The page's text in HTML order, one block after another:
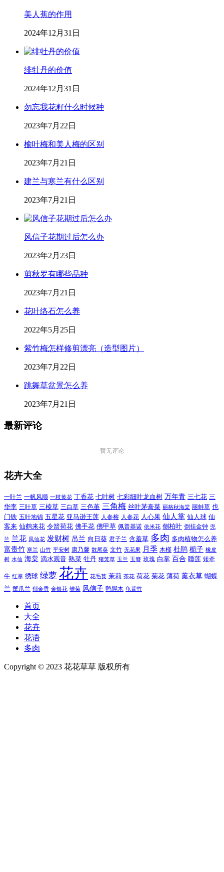
美人蕉的作用
2024年12月31日
绯牡丹的价值
2024年12月31日
勿忘我花籽什么时候种
2023年7月22日
榆叶梅和美人梅的区别
2023年7月21日
建兰与寒兰有什么区别
2023年7月21日
风信子花期过后怎么办
2023年2月23日
剪秋罗有哪些品种
2023年7月21日
花叶络石怎么养
2022年5月25日
紫竹梅怎样修剪漂亮（造型图片）
2023年7月22日
跳舞草盆景怎么养
2023年7月21日
最新评论
暂无评论
花卉大全
一叶兰 一帆风顺 一枝黄花 丁香花 七叶树 七彩细叶龙血树 万年青 三七花 三
华李 三叶草 三棱草 三白草 三色堇 三角梅 丝叶茅膏菜 丽格秋海棠 丽蚌草 也
门铁 五叶地锦 五星花 亚马逊王莲 人参榕 人参花 人心果 仙人掌 仙人球 仙
客来 仙鹤来花 令箭荷花 佛手花 佛甲草 佩普基诺 依米花 侧柏叶 倒挂金钟 兜
兰 兰花 凤仙花 发财树 吊兰 向日葵 君子兰 含羞草 多肉 多肉植物怎么养
富贵竹 寒兰 山竹 平安树 康乃馨 散尾葵 文竹 无花果 月季 木槿 杜鹃 栀子 橡皮
树 水仙 海棠 滴水观音 熟菜 牡丹 猪笼草 玉兰 玉簪 玫瑰 白掌 百合 睡莲 矮牵
牛 红掌 绣球 绿萝 花卉 花毛茛 茉莉 茶花 荷花 菊花 薄荷 薰衣草 蝴蝶
兰 蟹爪兰 郁金香 金银花 雏菊 风信子 鸭脚木 龟背竹
首页
大全
花卉
花语
多肉
Copyright © 2023 花花草草 版权所有